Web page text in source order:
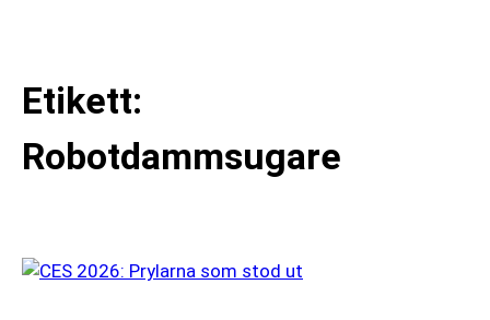
Etikett:
Robotdammsugare